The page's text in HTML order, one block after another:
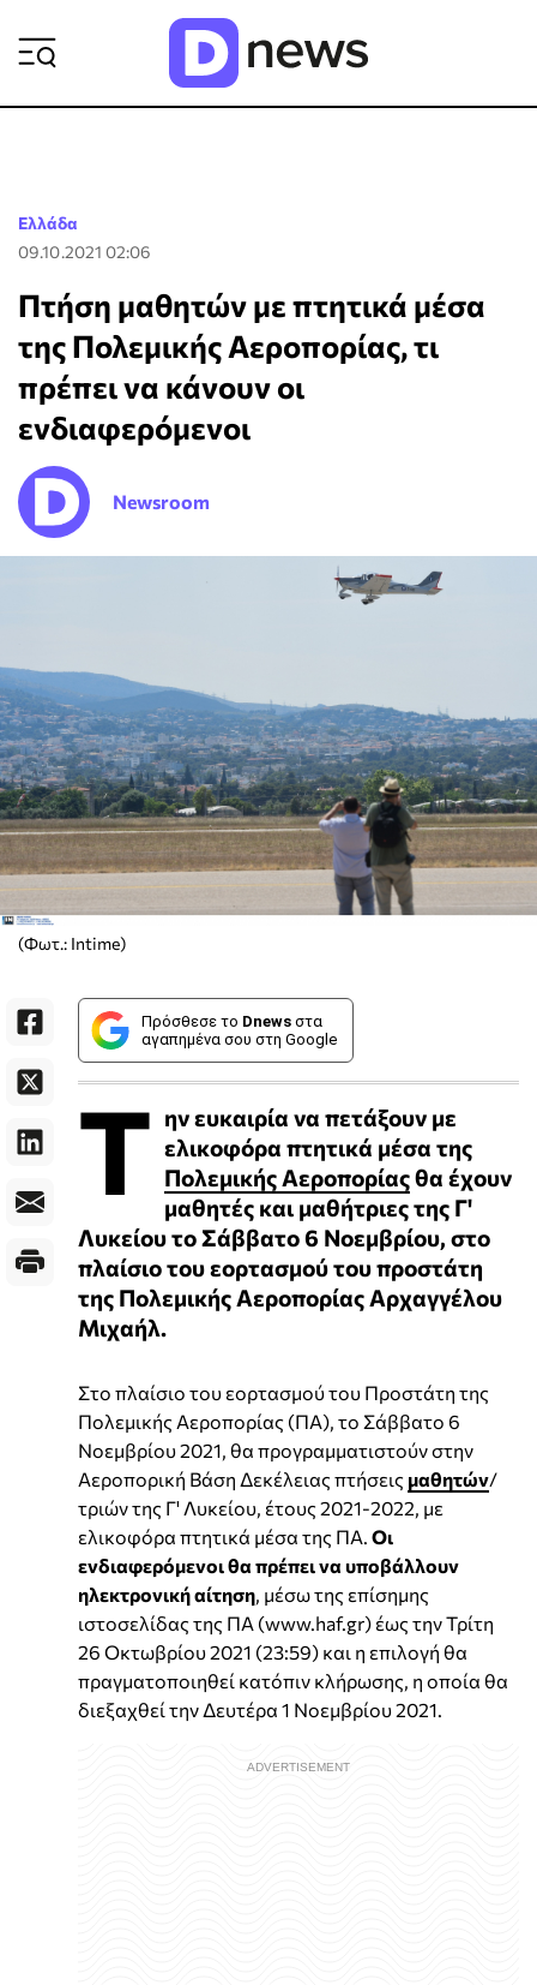
Ελλάδα
09.10.2021 02:06
Πτήση μαθητών με πτητικά μέσα
της Πολεμικής Αεροπορίας, τι
πρέπει να κάνουν οι
ενδιαφερόμενοι
Newsroom
(Φωτ.: Intime)
Πρόσθεσε το Dnews στα
αγαπημένα σου στη Google
Τ ην ευκαιρία να πετάξουν με
ελικοφόρα πτητικά μέσα της
Πολεμικής Αεροπορίαςθα έχουν
μαθητές και μαθήτριες της Γ'
Λυκείου το Σάββατο 6 Νοεμβρίου, στο
πλαίσιο του εορτασμού του προστάτη
της Πολεμικής Αεροπορίας Αρχαγγέλου
Μιχαήλ.
Στο πλαίσιο του εορτασμού του Προστάτη της
Πολεμικής Αεροπορίας (ΠΑ), το Σάββατο 6
Νοεμβρίου 2021, θα προγραμματιστούν στην
Αεροπορική Βάση Δεκέλειας πτήσεις μαθητών/
τριών της Γ' Λυκείου, έτους 2021-2022, με
ελικοφόρα πτητικά μέσα της ΠΑ. Οι
ενδιαφερόμενοι θα πρέπει να υποβάλλουν
ηλεκτρονική αίτηση , μέσω της επίσημης
ιστοσελίδας της ΠΑ (www.haf.gr) έως την Τρίτη
26 Οκτωβρίου 2021 (23:59) και η επιλογή θα
πραγματοποιηθεί κατόπιν κλήρωσης, η οποία θα
διεξαχθεί την Δευτέρα 1 Νοεμβρίου 2021.